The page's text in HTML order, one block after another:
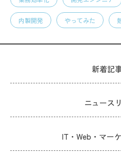
内製開発 やってみた
新着記
ニュース
IT・Web・マー